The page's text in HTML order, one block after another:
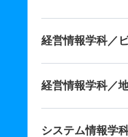
経営情報学科／
経営情報学科／
システム情報学